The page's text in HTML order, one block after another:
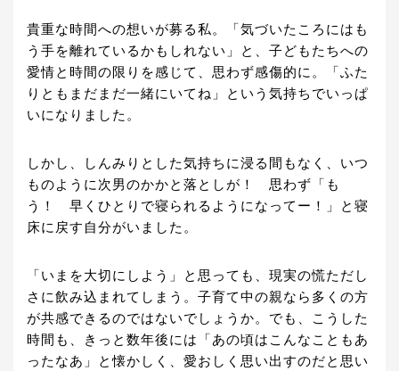
貴重な時間への想いが募る私。「気づいたころにはも
う手を離れているかもしれない」と、子どもたちへの
愛情と時間の限りを感じて、思わず感傷的に。「ふた
りともまだまだ一緒にいてね」という気持ちでいっぱ
いになりました。
しかし、しんみりとした気持ちに浸る間もなく、いつ
ものように次男のかかと落としが！ 思わず「も
う！ 早くひとりで寝られるようになってー！」と寝
床に戻す自分がいました。
「いまを大切にしよう」と思っても、現実の慌ただし
さに飲み込まれてしまう。子育て中の親なら多くの方
が共感できるのではないでしょうか。でも、こうした
時間も、きっと数年後には「あの頃はこんなこともあ
ったなあ」と懐かしく、愛おしく思い出すのだと思い